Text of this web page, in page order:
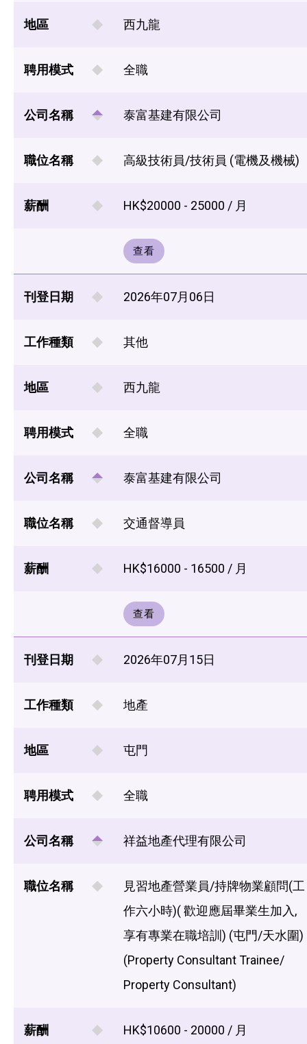
地區 西九龍
聘用模式 全職
公司名稱 泰富基建有限公司
職位名稱 高級技術員/技術員 (電機及機械)
薪酬 HK$20000 - 25000 / 月
查看
刊登日期 2026年07月06日
工作種類 其他
地區 西九龍
聘用模式 全職
公司名稱 泰富基建有限公司
職位名稱 交通督導員
薪酬 HK$16000 - 16500 / 月
查看
刊登日期 2026年07月15日
工作種類 地產
地區 屯門
聘用模式 全職
公司名稱 祥益地產代理有限公司
職位名稱
見習地產營業員/持牌物業顧問(工
作六小時)( 歡迎應屆畢業生加入,
享有專業在職培訓) (屯門/天水圍)
(Property Consultant Trainee/
Property Consultant)
薪酬 HK$10600 - 20000 / 月